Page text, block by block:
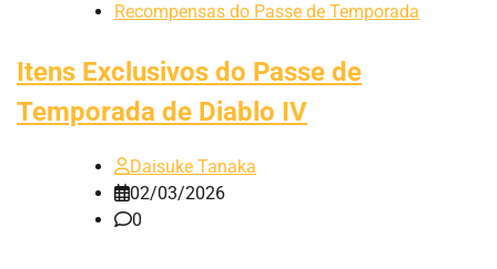
Recompensas do Passe de Temporada
Itens Exclusivos do Passe de
Temporada de Diablo IV
Daisuke Tanaka
02/03/2026
0